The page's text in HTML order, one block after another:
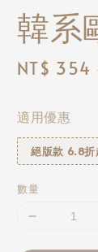
韓系
Sale
NT$ 354
適用優惠
絕版款 6.8折
數量